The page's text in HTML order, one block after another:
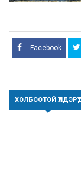
Facebook
ХОЛБООТОЙ